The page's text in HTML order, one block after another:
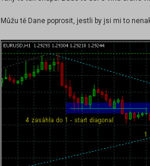
Můžu tě Dane poprosit, jestli by jsi mi to